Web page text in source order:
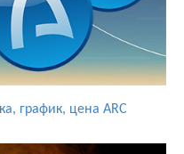
график, цена ARC